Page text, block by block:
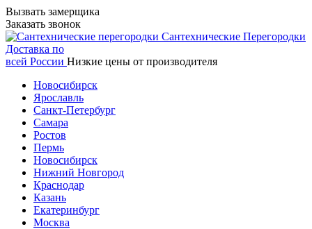
Вызвать замерщика
Заказать звонок
Сантехнические Перегородки
Доставка по
всей России Низкие цены от производителя
Новосибирск
Ярославль
Санкт-Петербург
Самара
Ростов
Пермь
Новосибирск
Нижний Новгород
Краснодар
Казань
Екатеринбург
Москва